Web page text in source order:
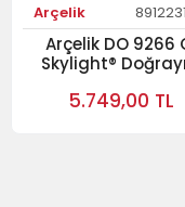
Arçelik
Arçelik DO 9266
Skylight®
5.749,00 TL